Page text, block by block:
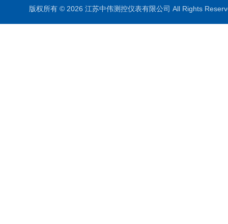
版权所有 © 2026 江苏中伟测控仪表有限公司 All Rights